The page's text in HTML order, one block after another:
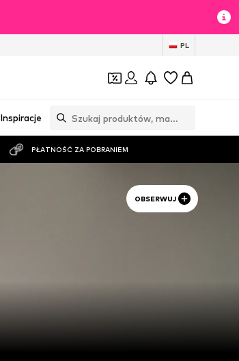
PL
Inspiracje
PŁATNOŚĆ ZA POBRANIEM
OBSERWUJ